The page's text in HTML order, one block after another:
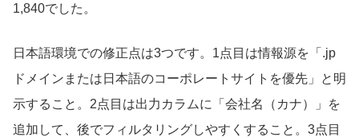
1,840でした。
日本語環境での修正点は3つです。1点目は情報源を「.jp
ドメインまたは日本語のコーポレートサイトを優先」と明
示すること。2点目は出力カラムに「会社名（カナ）」を
追加して、後でフィルタリングしやすくすること。3点目